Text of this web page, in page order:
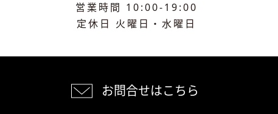
営業時間 10:00-19:00
定休日 火曜日・水曜日
お問合せはこちら